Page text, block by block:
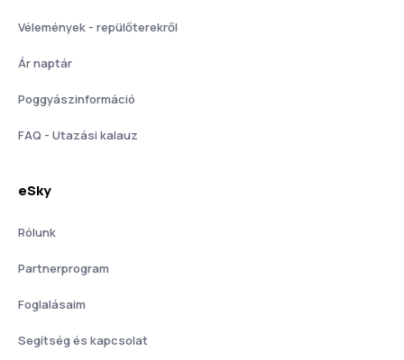
Vélemények - repülőterekről
Ár naptár
Poggyászinformáció
FAQ - Utazási kalauz
eSky
Rólunk
Partnerprogram
Foglalásaim
Segítség és kapcsolat